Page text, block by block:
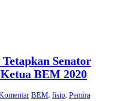
Senator
BEM 2020
BEM, fisip, Pemira